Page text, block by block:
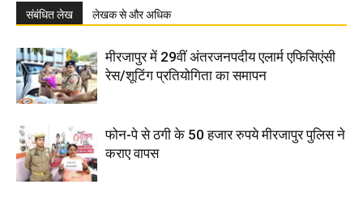
संबंधित लेख लेखक से और अधिक
मीरजापुर में 29वीं अंतरजनपदीय एलार्म एफिसिएंसी
रेस/शूटिंग प्रतियोगिता का समापन
फोन-पे से ठगी के 50 हजार रुपये मीरजापुर पुलिस ने
कराए वापस